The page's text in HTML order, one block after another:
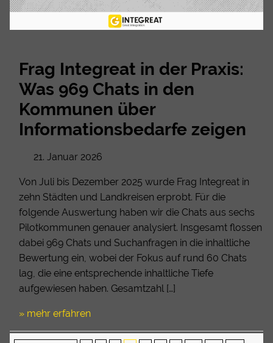
Frag Integreat in der Praxis:
Was 969 Chats in den
Kommunen über
Informationsbedarfe zeigen
21. Januar 2026
Von Juli bis Dezember 2025 wurde Frag Integreat in
zehn Städten und Landkreisen erprobt. Für die
folgende Auswertung haben wir die Chats aus sechs
Pilotkommunen genauer analysiert. Insgesamt flossen
dabei 969 Chats und Suchanfragen in die inhaltliche
Bewertung ein, wobei der Fokus auf rund 60 Chats
lag, die eine entsprechende inhaltliche Tiefe
aufgewiesen haben. Gesamtzahl […]
» mehr erfahren